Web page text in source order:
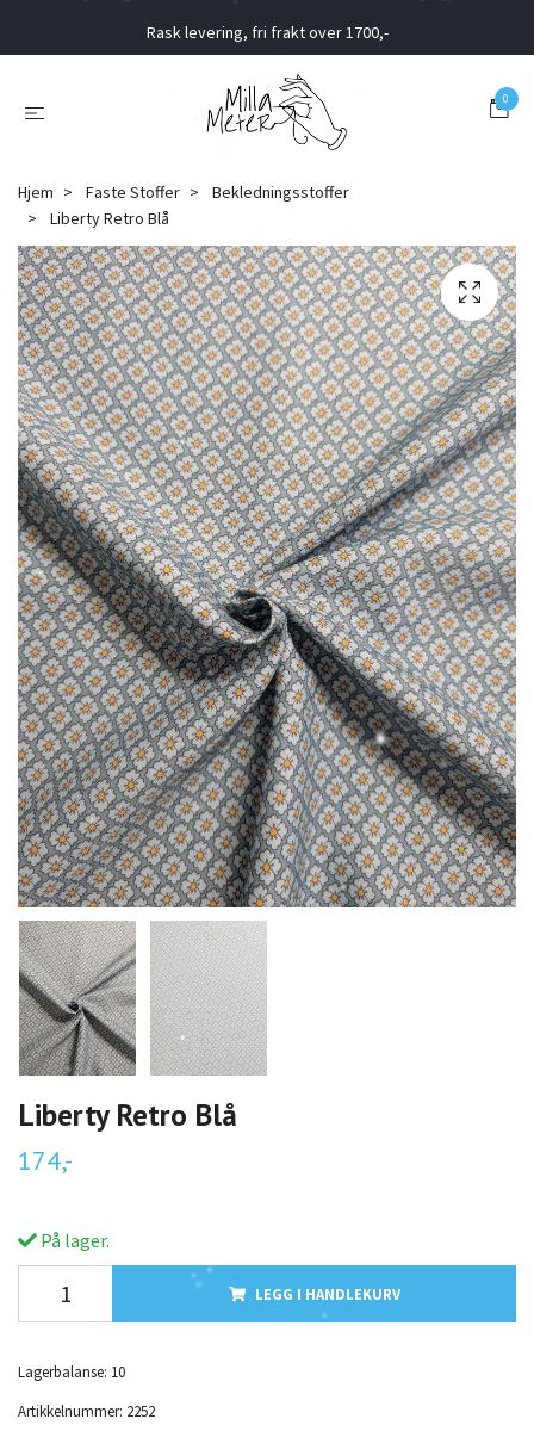
Rask levering, fri frakt over 1700,-
0
Hjem Faste Stoffer
Bekledningsstoffer
Liberty Retro Blå
Liberty Retro Blå
174,-
På lager.
LEGG I HANDLEKURV
Lagerbalanse: 10
Artikkelnummer: 2252